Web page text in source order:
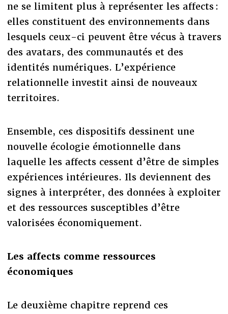
ne se limitent plus à représenter les affects :
elles constituent des environnements dans
lesquels ceux-ci peuvent être vécus à travers
des avatars, des communautés et des
identités numériques. L’expérience
relationnelle investit ainsi de nouveaux
territoires.
Ensemble, ces dispositifs dessinent une
nouvelle écologie émotionnelle dans
laquelle les affects cessent d’être de simples
expériences intérieures. Ils deviennent des
signes à interpréter, des données à exploiter
et des ressources susceptibles d’être
valorisées économiquement.
Les affects comme ressources
économiques
Le deuxième chapitre reprend ces